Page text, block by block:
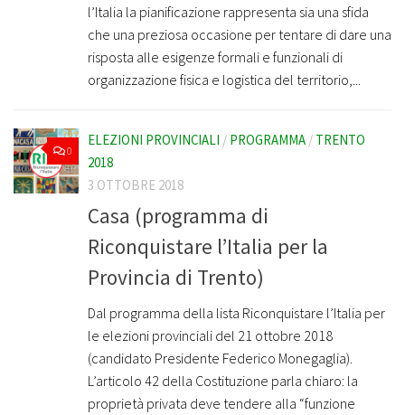
l’Italia la pianificazione rappresenta sia una sfida
che una preziosa occasione per tentare di dare una
risposta alle esigenze formali e funzionali di
organizzazione fisica e logistica del territorio,...
0
ELEZIONI PROVINCIALI / PROGRAMMA / TRENTO
2018
3 OTTOBRE 2018
Casa (programma di
Riconquistare l’Italia per la
Provincia di Trento)
Dal programma della lista Riconquistare l’Italia per
le elezioni provinciali del 21 ottobre 2018
(candidato Presidente Federico Monegaglia).
L’articolo 42 della Costituzione parla chiaro: la
proprietà privata deve tendere alla “funzione